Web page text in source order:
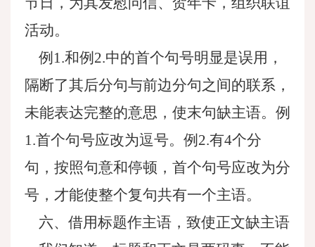
活动。
例1.和例2.中的首个句号明显是误用，
隔断了其后分句与前边分句之间的联系，
未能表达完整的意思，使末句缺主语。例
1.首个句号应改为逗号。例2.有4个分
句，按照句意和停顿，首个句号应改为分
号，才能使整个复句共有一个主语。
六、借用标题作主语，致使正文缺主语